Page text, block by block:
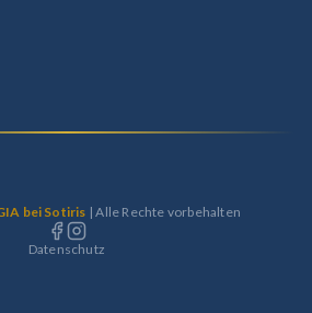
bei Sotiris | Alle Rechte vorbehalten
Datenschutz